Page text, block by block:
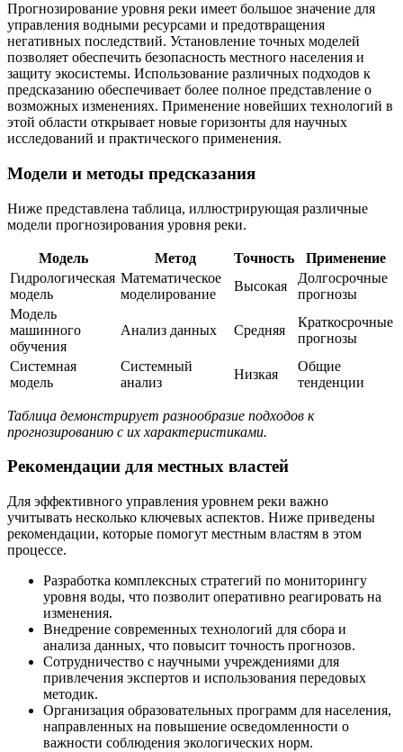
Прогнозирование уровня реки имеет большое значение для
управления водными ресурсами и предотвращения
негативных последствий. Установление точных моделей
позволяет обеспечить безопасность местного населения и
защиту экосистемы. Использование различных подходов к
предсказанию обеспечивает более полное представление о
возможных изменениях. Применение новейших технологий в
этой области открывает новые горизонты для научных
исследований и практического применения.
Модели и методы предсказания
Ниже представлена таблица, иллюстрирующая различные
модели прогнозирования уровня реки.
Модель Метод Точность
Применение
Гидрологическая
модель
Математическое
моделирование
Высокая
Долгосрочные
прогнозы
Модель
машинного
обучения
Анализ данных Средняя
Краткосрочные
прогнозы
Системная
модель
Системный
анализ
Низкая
Общие
тенденции
Таблица демонстрирует разнообразие подходов к
прогнозированию с их характеристиками.
Рекомендации для местных властей
Для эффективного управления уровнем реки важно
учитывать несколько ключевых аспектов. Ниже приведены
рекомендации, которые помогут местным властям в этом
процессе.
Разработка комплексных стратегий по мониторингу
уровня воды, что позволит оперативно реагировать на
изменения.
Внедрение современных технологий для сбора и
анализа данных, что повысит точность прогнозов.
Сотрудничество с научными учреждениями для
привлечения экспертов и использования передовых
методик.
Организация образовательных программ для населения,
направленных на повышение осведомленности о
важности соблюдения экологических норм.